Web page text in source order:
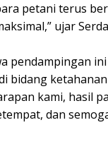
petani terus
ujar
pendampingan
bidang
kami, hasil
dan